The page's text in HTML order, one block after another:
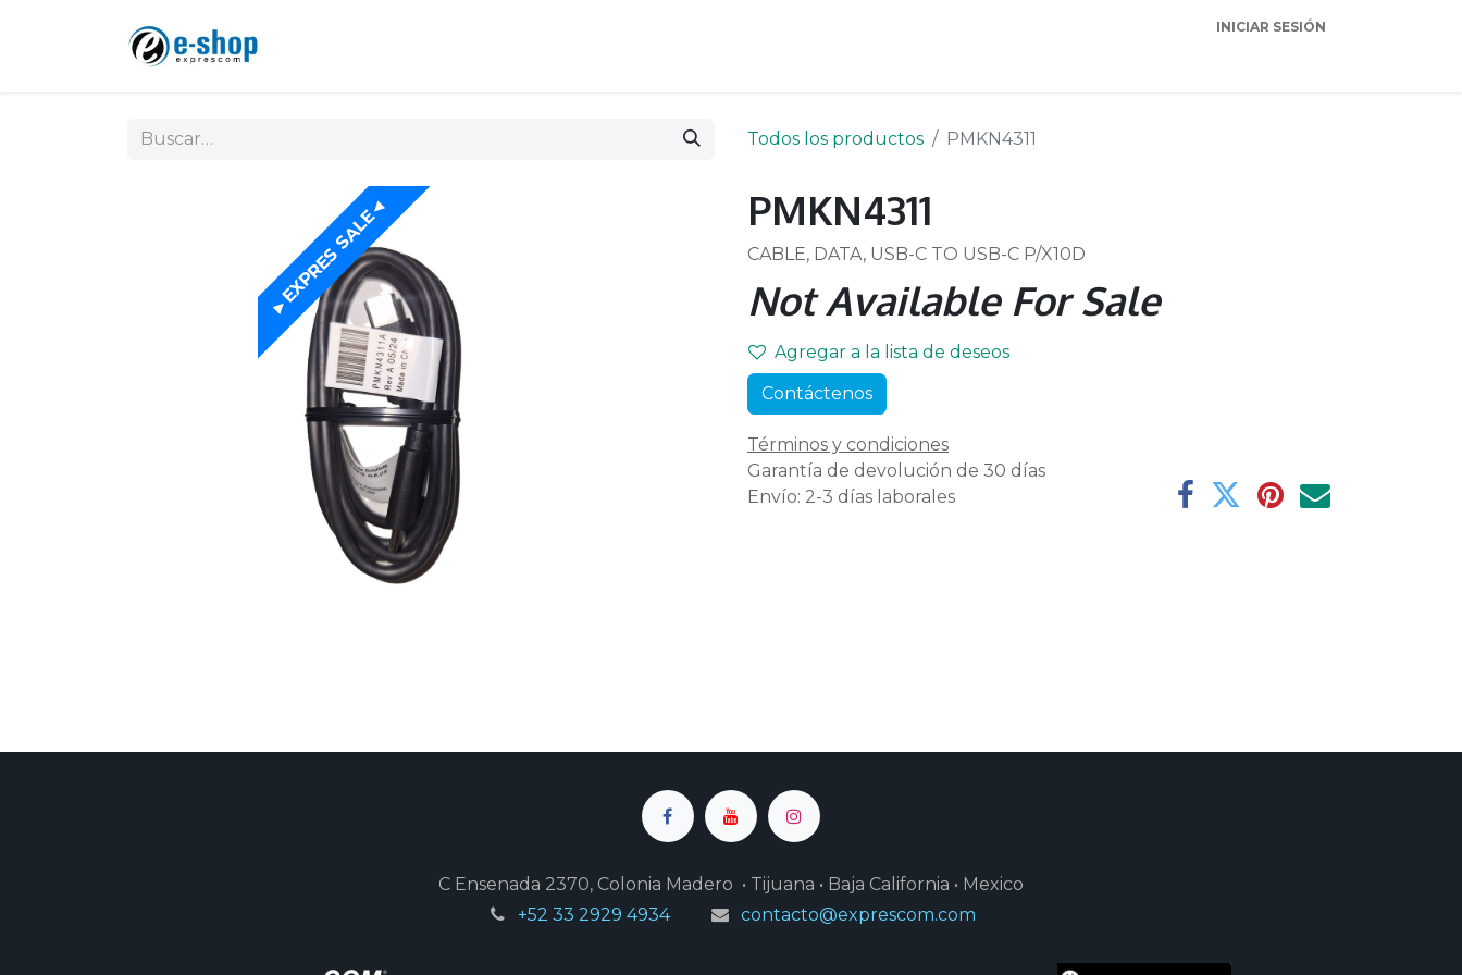
INICIAR SESIÓN
Todos los productos PMKN4311
►EXPRES SALE◄ PMKN4311
CABLE, DATA, USB-C TO USB-C P/X10D
Not Available For Sale
Agregar a la lista de deseos
Contáctenos
Términos y condiciones
Garantía de devolución de 30 días
Envío: 2-3 días laborales
C Ensenada 2370, Colonia Madero • Tijuana • Baja California • Mexico
+52 33 2929 4934
contacto@exprescom.com